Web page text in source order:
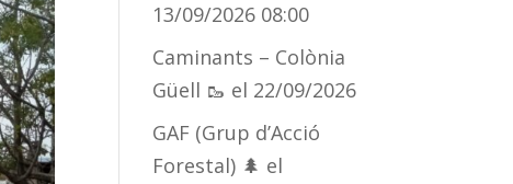
13/09/2026 08:00
Caminants – Colònia
Güell 🥾 el 22/09/2026
GAF (Grup d’Acció
Forestal) 🌲 el